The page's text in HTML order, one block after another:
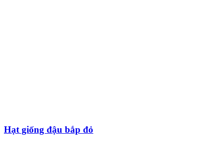
Hạt giống đậu bắp đỏ